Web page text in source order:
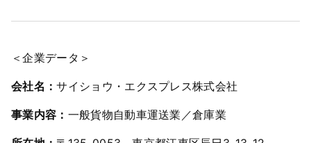
＜企業データ＞
会社名：サイショウ・エクスプレス株式会社
事業内容： 一般貨物自動車運送業／倉庫業